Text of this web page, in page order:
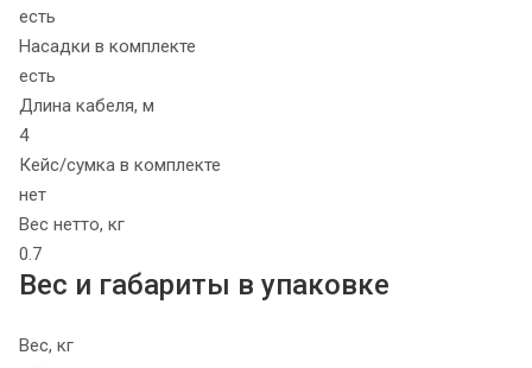
есть
Насадки в комплекте
есть
Длина кабеля, м
4
Кейс/сумка в комплекте
нет
Вес нетто, кг
0.7
Вес и габариты в упаковке
Вес, кг